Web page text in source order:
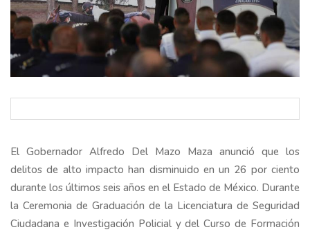
El Gobernador Alfredo Del Mazo Maza anunció que los
delitos de alto impacto han disminuido en un 26 por ciento
durante los últimos seis años en el Estado de México. Durante
la Ceremonia de Graduación de la Licenciatura de Seguridad
Ciudadana e Investigación Policial y del Curso de Formación